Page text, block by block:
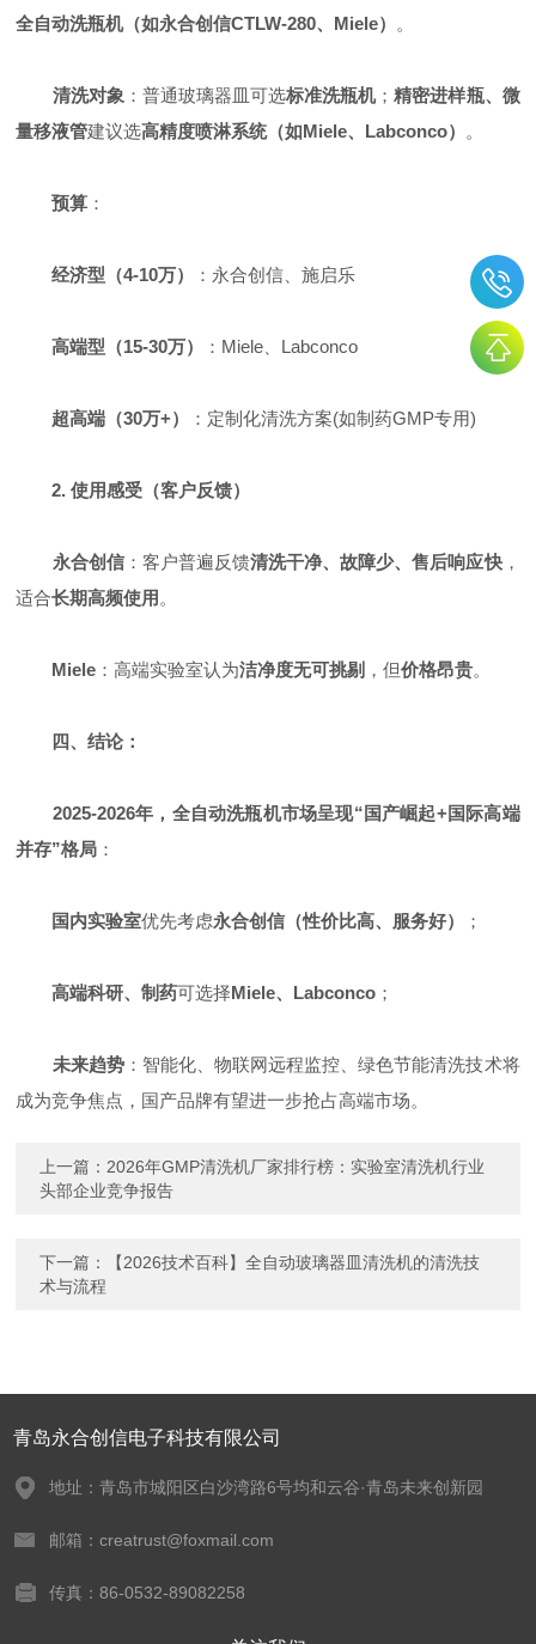
全自动洗瓶机（如永合创信CTLW-280、Miele） 。
清洗对象 ：普通玻璃器皿可选标准洗瓶机；精密进样瓶、微
量移液管建议选高精度喷淋系统（如Miele、Labconco） 。
预算 ：
经济型（4-10万） ：永合创信、施启乐
高端型（15-30万） ：Miele、Labconco
超高端（30万+） ：定制化清洗方案(如制药GMP专用)
2. 使用感受（客户反馈）
永合创信：客户普遍反馈清洗干净、故障少、售后响应快，
适合长期高频使用 。
Miele ：高端实验室认为洁净度无可挑剔 ，但价格昂贵。
四、结论：
2025-2026年，全自动洗瓶机市场呈现“国产崛起+国际高端
并存”格局 ：
国内实验室优先考虑永合创信（性价比高、服务好） ；
高端科研、制药可选择Miele、Labconco ；
未来趋势：智能化、物联网远程监控、绿色节能清洗技术将
成为竞争焦点，国产品牌有望进一步抢占高端市场。
上一篇： 2026年GMP清洗机厂家排行榜：实验室清洗机行业
头部企业竞争报告
下一篇：
【2026技术百科】全自动玻璃器皿清洗机的清洗技
术与流程
青岛永合创信电子科技有限公司
地址：青岛市城阳区白沙湾路6号均和云谷·青岛未来创新园
邮箱：creatrust@foxmail.com
传真：86-0532-89082258